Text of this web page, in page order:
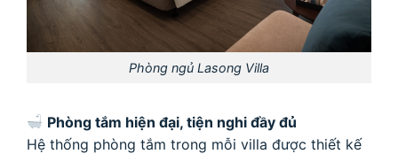
Phòng ngủ Lasong Villa
Phòng tắm hiện đại, tiện nghi đầy đủ
Hệ thống phòng tắm trong mỗi villa được thiết kế